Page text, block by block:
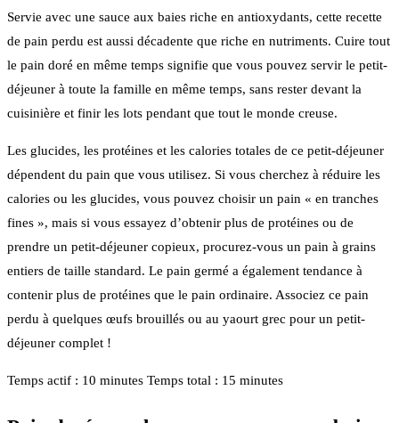
Servie avec une sauce aux baies riche en antioxydants, cette recette
de pain perdu est aussi décadente que riche en nutriments. Cuire tout
le pain doré en même temps signifie que vous pouvez servir le petit-
déjeuner à toute la famille en même temps, sans rester devant la
cuisinière et finir les lots pendant que tout le monde creuse.
Les glucides, les protéines et les calories totales de ce petit-déjeuner
dépendent du pain que vous utilisez. Si vous cherchez à réduire les
calories ou les glucides, vous pouvez choisir un pain « en tranches
fines », mais si vous essayez d’obtenir plus de protéines ou de
prendre un petit-déjeuner copieux, procurez-vous un pain à grains
entiers de taille standard. Le pain germé a également tendance à
contenir plus de protéines que le pain ordinaire. Associez ce pain
perdu à quelques œufs brouillés ou au yaourt grec pour un petit-
déjeuner complet !
Temps actif : 10 minutes Temps total : 15 minutes